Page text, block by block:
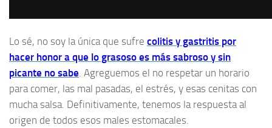
Lo sé, no soy la única que sufre colitis y gastritis por
hacer honor a que lo grasoso es más sabroso y sin
picante no sabe . Agreguemos el no respetar un horario
para comer, las mal pasadas, el estrés, y esas cenitas con
mucha salsa. Definitivamente, tenemos la respuesta al
origen de todos esos males estomacales.